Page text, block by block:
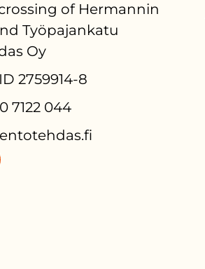
of Hermannin
Työpajankatu
Oy
2759914-8
7122 044